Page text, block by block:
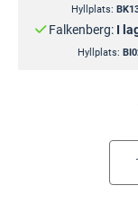
Hyllplats:
Falkenberg: I
Hyllplats: